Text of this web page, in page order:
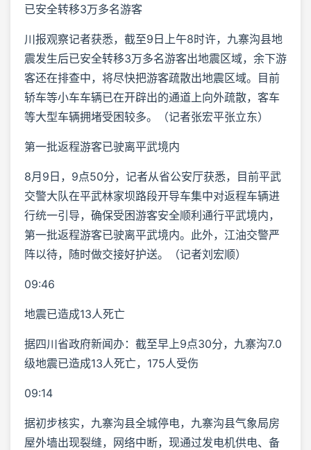
已安全转移3万多名游客
川报观察记者获悉，截至9日上午8时许，九寨沟县地
震发生后已安全转移3万多名游客出地震区域，余下游
客还在排查中，将尽快把游客疏散出地震区域。目前
轿车等小车车辆已在开辟出的通道上向外疏散，客车
等大型车辆拥堵受困较多。（记者张宏平张立东）
第一批返程游客已驶离平武境内
8月9日，9点50分，记者从省公安厅获悉，目前平武
交警大队在平武林家坝路段开导车集中对返程车辆进
行统一引导，确保受困游客安全顺利通行平武境内，
第一批返程游客已驶离平武境内。此外，江油交警严
阵以待，随时做交接好护送。（记者刘宏顺）
09:46
地震已造成13人死亡
据四川省政府新闻办：截至早上9点30分，九寨沟7.0
级地震已造成13人死亡，175人受伤
09:14
据初步核实，九寨沟县全城停电，九寨沟县气象局房
屋外墙出现裂缝，网络中断，现通过发电机供电、备